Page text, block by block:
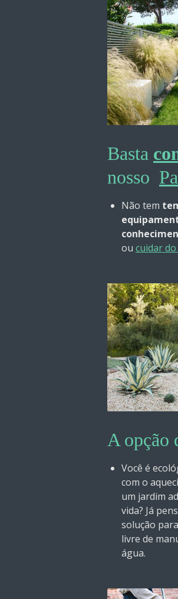
Basta
nosso
Não tem
ou cuidar
A opção
Você é
com o
um jardim
vida? Já
solução
livre de
água.